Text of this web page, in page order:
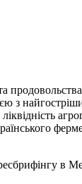
продовольства
з
в